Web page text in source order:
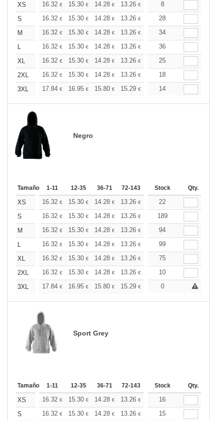
XS 16.32 € 15.30 € 14.28 € 13.26 € 12.24
8
S
16.32 € 15.30 € 14.28 € 13.26 € 12.24€
28
M
16.32 € 15.30 € 14.28 € 13.26 € 12.24€
34
L
16.32 € 15.30 € 14.28 € 13.26 € 12.24€
36
XL
16.32 € 15.30 € 14.28 € 13.26 € 12.24€
25
2XL
16.32 € 15.30 € 14.28 € 13.26 € 12.24€
18
3XL
17.84 € 16.95 € 15.80 € 15.29 € 14.53€
14
Negro
Tamaño 1-11 12-35 36-71 72-143 144-287 288 +
Stock Qty.
XS 16.32 € 15.30 € 14.28 € 13.26 € 12.24€
22
S
16.32 € 15.30 € 14.28 € 13.26 € 12.24€
189
M
16.32 € 15.30 € 14.28 € 13.26 € 12.24€
94
L
16.32 € 15.30 € 14.28 € 13.26 € 12.24€
99
XL
16.32 € 15.30 € 14.28 € 13.26 € 12.24€
75
2XL
16.32 € 15.30 € 14.28 € 13.26 € 12.24€
10
3XL
17.84 € 16.95 € 15.80 € 15.29 € 14.53 €
0
Sport Grey
Tamaño 1-11 12-35 36-71 72-143 144-287 288 +
Stock Qty.
XS 16.32 € 15.30 € 14.28 € 13.26 € 12.24€
16
S
16.32 € 15.30 € 14.28 € 13.26 € 12.24€
15